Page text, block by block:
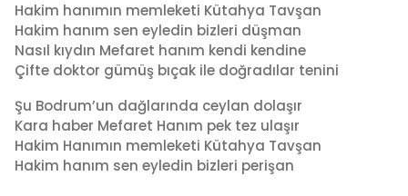
Hakim hanımın memleketi Kütahya Tavşan
Hakim hanım sen eyledin bizleri düşman
Nasıl kıydın Mefaret hanım kendi kendine
Çifte doktor gümüş bıçak ile doğradılar tenini
Şu Bodrum’un dağlarında ceylan dolaşır
Kara haber Mefaret Hanım pek tez ulaşır
Hakim Hanımın memleketi Kütahya Tavşan
Hakim hanım sen eyledin bizleri perişan